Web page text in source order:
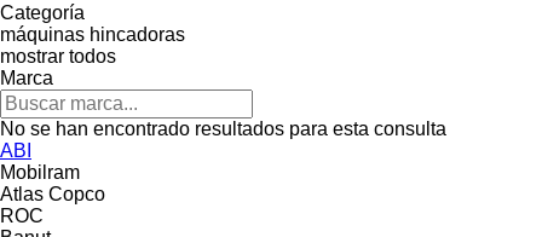
Categoría
máquinas hincadoras
mostrar todos
Marca
No se han encontrado resultados para esta consulta
ABI
Mobilram
Atlas Copco
ROC